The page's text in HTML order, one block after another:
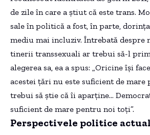
de zile în care a ştiut că este trans.
sale în politică a fost, în parte,
mediu mai incluziv. Întrebată despre
tinerii transsexuali ar trebui să-l
alegerea sa, ea a spus: „Oricine îşi
acestei ţări nu este suficient de
trebui să ştie că îi aparţine…
suficient de mare pentru noi toţi”.
Perspectivele politice